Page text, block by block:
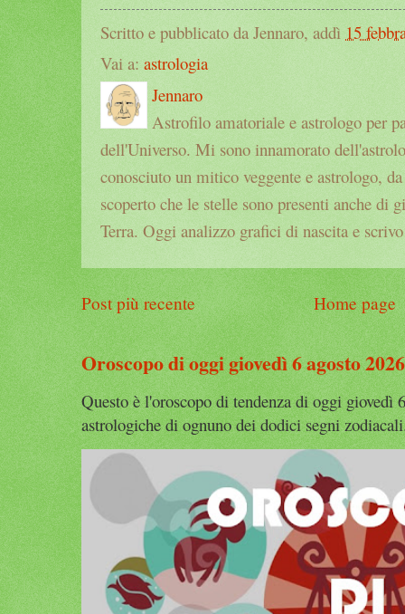
Scritto e pubblicato da Jennaro, addì 15
Vai a: astrologia
Jennaro
Astrofilo amatoriale e astrologo per
dell'Universo. Mi sono innamorato
conosciuto un mitico veggente e astrologo,
scoperto che le stelle sono presenti anche di
Terra. Oggi analizzo grafici di nascita e
Post più recente Home page
Oroscopo di oggi giovedì 6 agosto 2026
Questo è l'oroscopo di tendenza di oggi giovedì
astrologiche di ognuno dei dodici segni